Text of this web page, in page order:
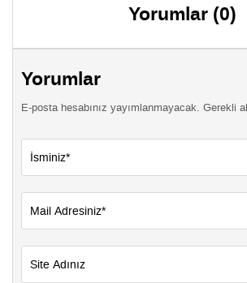
Yorumlar (0)
Yorumlar
E-posta hesabınız yayımlanmayacak. Gerekli